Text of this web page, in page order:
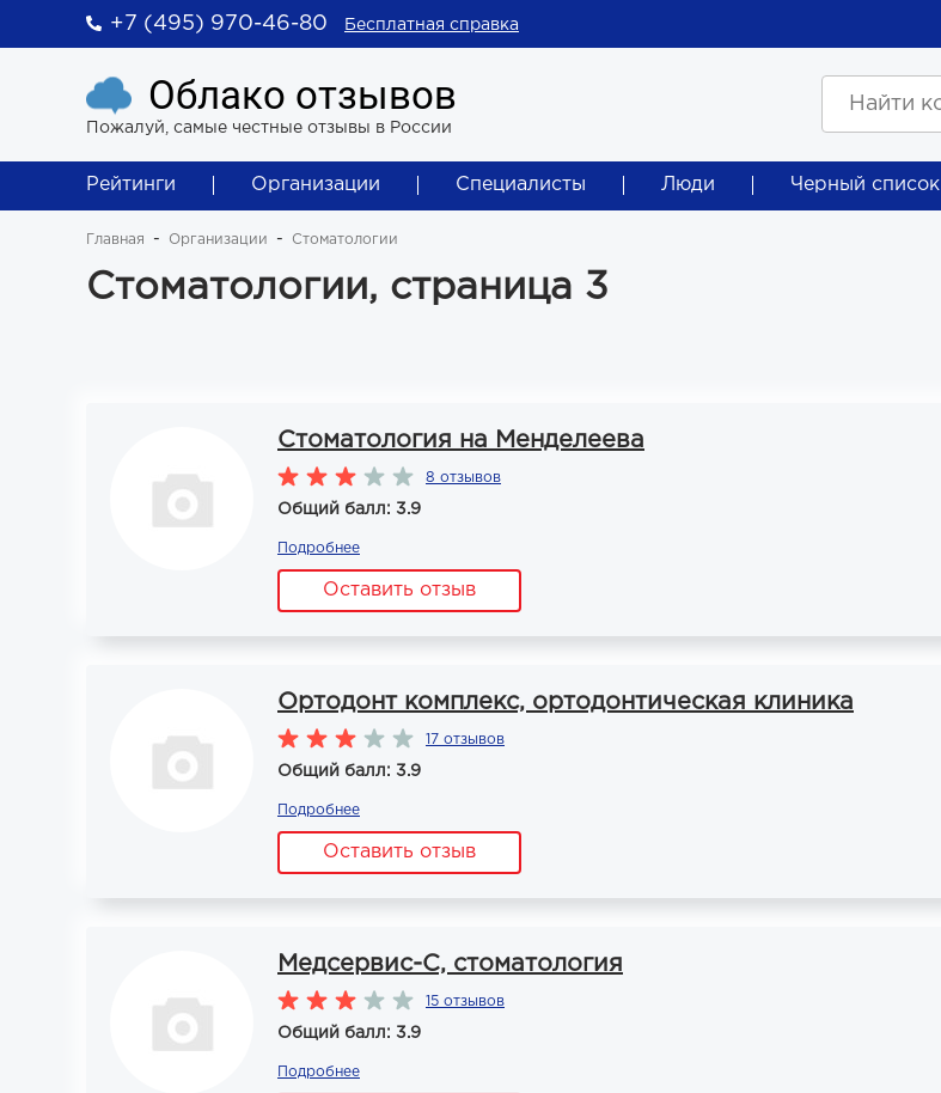
+7 (495) 970-46-80 Бесплатная справка
Облако отзывов
Пожалуй, самые честные отзывы в России
Рейтинги Организации Специалисты Люди Черный список
Главная Организации Стоматологии
Стоматологии, страница 3
Стоматология на Менделеева
8 отзывов
Общий балл: 3.9
Подробнее
Оставить отзыв
Ортодонт комплекс, ортодонтическая клиника
17 отзывов
Общий балл: 3.9
Подробнее
Оставить отзыв
Медсервис-С, стоматология
15 отзывов
Общий балл: 3.9
Подробнее